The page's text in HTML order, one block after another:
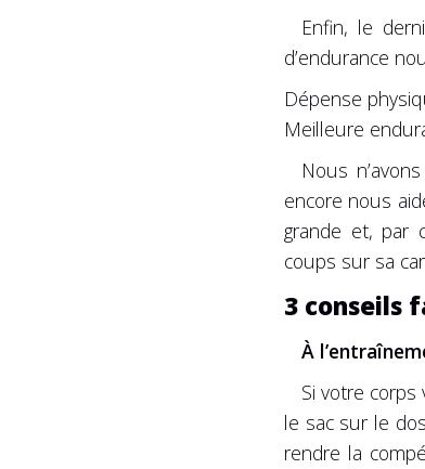
Enfin, le
d’endurance
Dépense
Meilleure
Nous
encore nous
grande et, par
coups sur sa
3 conseils
À
Si votre
le sac sur le
rendre la